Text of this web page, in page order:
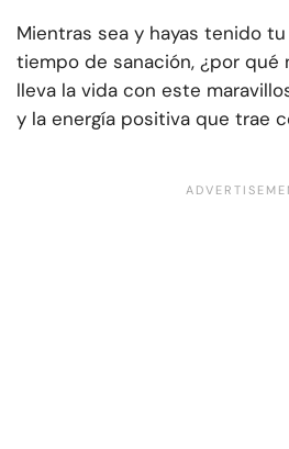
Mientras sea y hayas tenido
tiempo de sanación, ¿por qué
lleva la vida con este
y la energía positiva que trae